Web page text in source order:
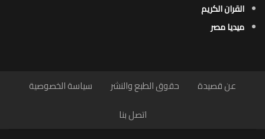
القران الكريم
ميديا مصر
عن قصيدة حقوق الطبع والنشر
سياسة الخصوصية
اتصل بنا